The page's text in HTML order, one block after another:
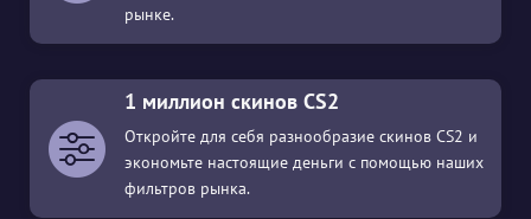
рынке.
1 миллион скинов CS2
Откройте для себя разнообразие скинов CS2 и
экономьте настоящие деньги с помощью наших
фильтров рынка.